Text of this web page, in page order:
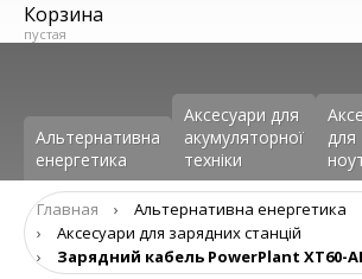
Корзина
пустая
Альтернативна
енергетика
Аксесуари для
акумуляторної
техніки
для
Главная ›
Альтернативна енергетика
›
Аксесуари для зарядних станцій
›
Зарядний кабель PowerPlant XT60-